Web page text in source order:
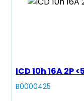
ICD 10h 16A 2P
B0000425